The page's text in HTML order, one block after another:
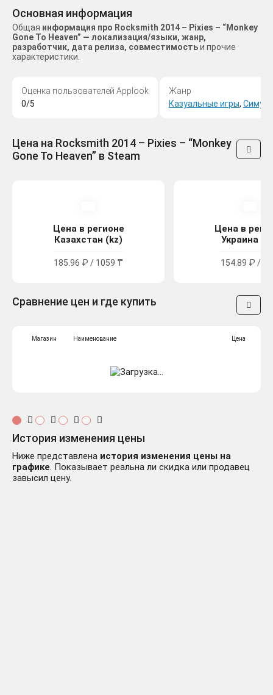
Основная информация
Общая информация про Rocksmith 2014 – Pixies – “Monkey
Gone To Heaven” — локализация/языки, жанр,
разработчик, дата релиза, совместимостьи прочие
характеристики.
Оценка пользователей Applook
0/5
Жанр
Казуальные игры,
Цена на Rocksmith 2014 – Pixies – “Monkey
Gone To Heaven” в Steam
Цена в регионе
Казахстан (kz)
185.96 ₽ / 1059 ₸
Цена в
Украина
154.89 ₽ /
Сравнение цен и где купить
Магазин Наименование Цена
История изменения цены
Ниже представлена история изменения цены на
графике. Показывает реальна ли скидка или продавец
завысил цену.